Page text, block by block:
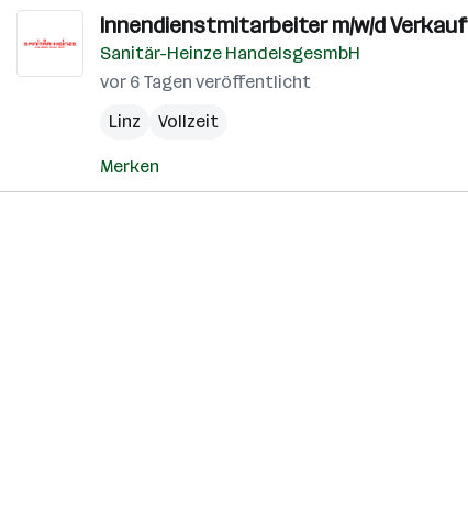
Innendienstmitarbeiter m/w/d Verkauf
Sanitär-Heinze HandelsgesmbH
vor 6 Tagen veröffentlicht
Linz
Vollzeit
Merken